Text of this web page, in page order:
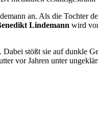
an. Als die Tochter
Lindemann wird
stößt sie auf dunkle
vor Jahren unter